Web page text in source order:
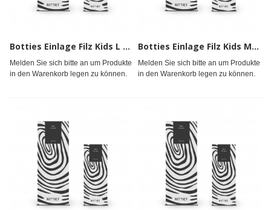
Botties Einlage Filz Kids L Gr.32 - 33
Melden Sie sich bitte an um Produkte
in den Warenkorb legen zu können.
Botties Einlage Filz Kids M Gr.30 - 31
Melden Sie sich bitte an um Produkte
in den Warenkorb legen zu können.